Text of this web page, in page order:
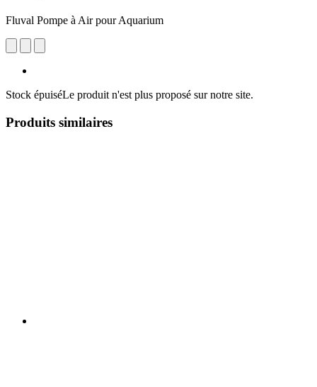
Fluval Pompe à Air pour Aquarium
Stock épuiséLe produit n'est plus proposé sur notre site.
Produits similaires